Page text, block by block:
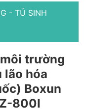
- TỦ SINH
trường
lão hóa
Boxun
800I